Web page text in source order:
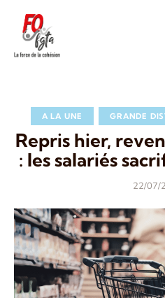
A LA UNE GRANDE
Repris hier,
: les salariés
22/07/